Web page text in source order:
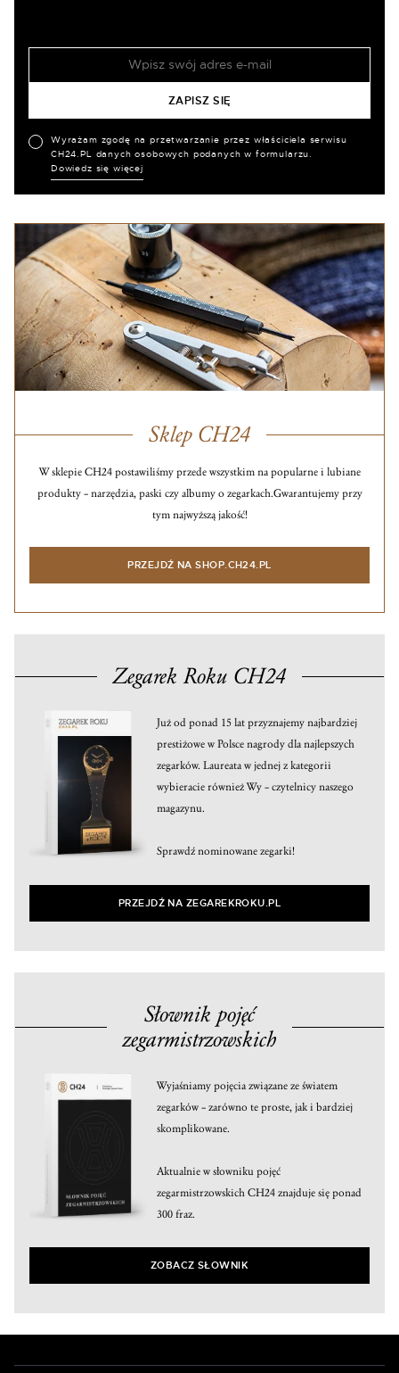
Wyrażam zgodę na przetwarzanie przez właściciela serwisu
CH24.PL danych osobowych podanych w formularzu.
Dowiedz się więcej
Sklep CH24
W sklepie CH24 postawiliśmy przede wszystkim na popularne i lubiane
produkty – narzędzia, paski czy albumy o zegarkach.Gwarantujemy przy
tym najwyższą jakość!
PRZEJDŹ NA SHOP.CH24.PL
Zegarek Roku CH24
Już od ponad 15 lat przyznajemy najbardziej
prestiżowe w Polsce nagrody dla najlepszych
zegarków. Laureata w jednej z kategorii
wybieracie również Wy – czytelnicy naszego
magazynu.
Sprawdź nominowane zegarki!
PRZEJDŹ NA ZEGAREKROKU.PL
Słownik pojęć
zegarmistrzowskich
Wyjaśniamy pojęcia związane ze światem
zegarków – zarówno te proste, jak i bardziej
skomplikowane.
Aktualnie w słowniku pojęć
zegarmistrzowskich CH24 znajduje się ponad
300 fraz.
ZOBACZ SŁOWNIK